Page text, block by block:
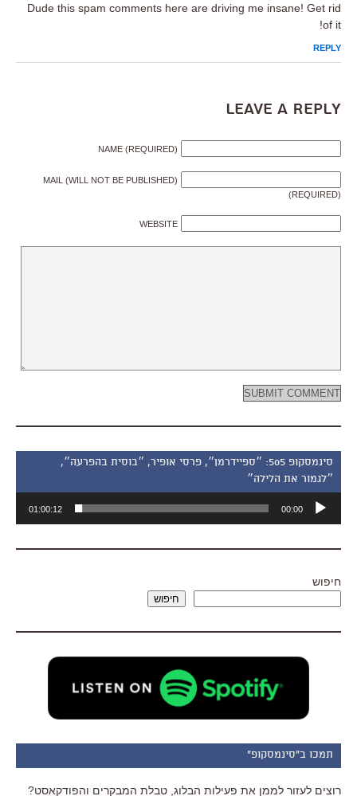
Dude this spam comments here are driving me insane! Get rid
of it!
REPLY
Leave a Reply
NAME (REQUIRED)
MAIL (WILL NOT BE PUBLISHED)
(REQUIRED)
WEBSITE
סינמסקופ 505: ״ספיידרמן״, פרסי אופיר, ״בוסית בהפרעה״,
״לגמור את הלילה״
אודיו
00:00
01:00:12
חיפוש
חיפוש
תמכו ב"סינמסקופ"
רוצים לעזור לממן את פעילות הבלוג, טבלת המבקרים והפודקאסט?